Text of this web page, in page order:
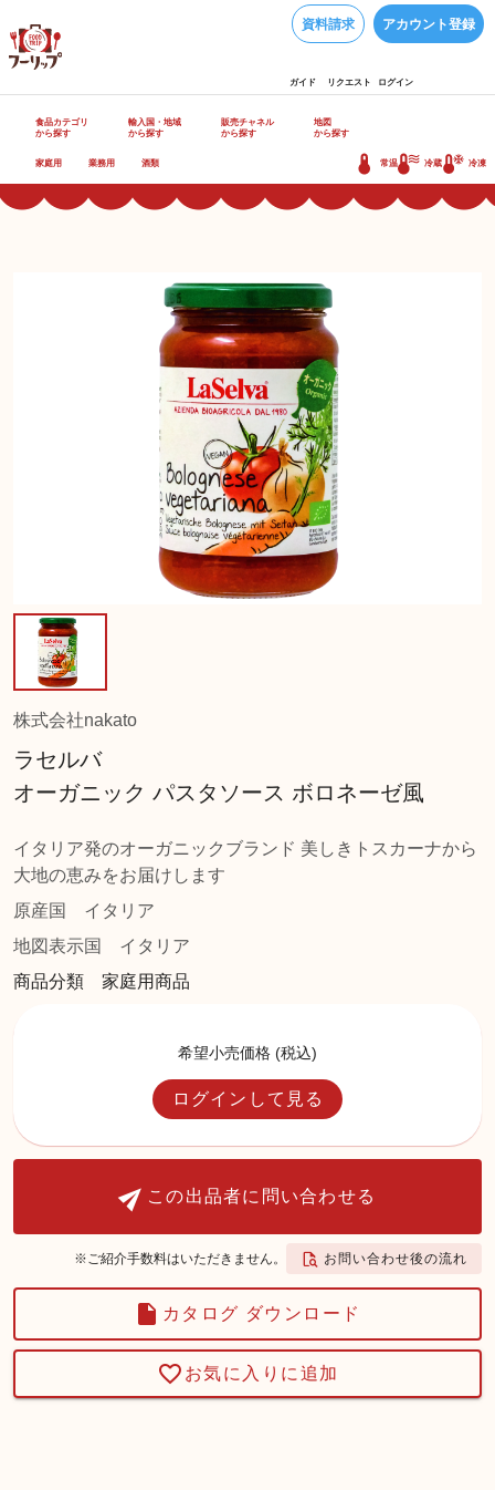
資料請求 アカウント登録
ガイド リクエスト ログイン
食品カテゴリ
から探す
輸入国・地域
から探す
販売チャネル
から探す
地図
から探す
家庭用 業務用 酒類 常温 冷蔵 冷凍
株式会社nakato
ラセルバ
オーガニック パスタソース ボロネーゼ風
イタリア発のオーガニックブランド 美しきトスカーナから
大地の恵みをお届けします
原産国
イタリア
地図表示国
イタリア
商品分類 家庭用商品
希望小売価格 (税込)
ログインして見る
この出品者に問い合わせる
※ご紹介手数料はいただきません。 お問い合わせ後の流れ
カタログ ダウンロード
お気に入りに追加